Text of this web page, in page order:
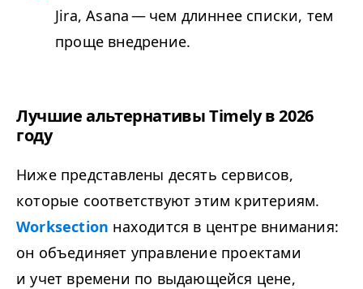
Jira, Asana — чем длиннее списки, тем
проще внедрение.
Лучшие альтернативы Timely в 2026
году
Ниже представлены десять сервисов,
которые соответствуют этим критериям.
Worksection находится в центре внимания:
он объединяет управление проектами
и учет времени по выдающейся цене,